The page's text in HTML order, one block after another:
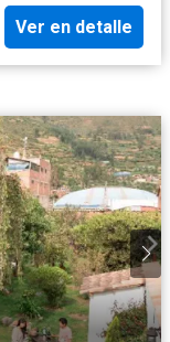
Ver en detalle